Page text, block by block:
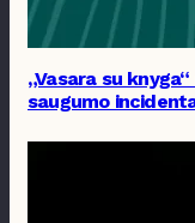
„Vasara su
saugumo